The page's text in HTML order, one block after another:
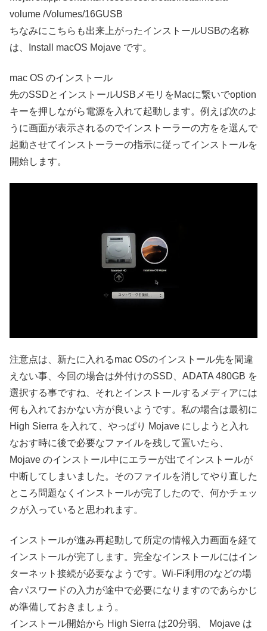
volume /Volumes/16GUSB
ちなみにこちらも出来上がったインストールUSBの名称
は、Install macOS Mojave です。
mac OS のインストール
先のSSDとインストールUSBメモリをMacに繋いでoption
キーを押しながら電源を入れて起動します。例えば次のよ
うに画面が表示されるのでインストーラーの方をを選んで
起動させてインストーラーの指示に従ってインストールを
開始します。
注意点は、新たに入れるmac OSのインストール先を間違
えない事、今回の場合は外付けのSSD、ADATA 480GB を
選択する事ですね、それとインストールするメディアには
何も入れておかない方が良いようです。私の場合は最初に
High Sierra を入れて、やっぱり Mojave にしようと入れ
なおす時に後で必要なファイルを残して置いたら、
Mojave のインストール中にエラーが出てインストールが
中断してしまいました。そのファイルを消してやり直した
ところ問題なくインストールが完了したので、何かチェッ
クが入っていると思われます。
インストールが進み再起動して所定の情報入力画面を経て
インストールが完了します。完全なインストールにはイン
ターネット接続が必要なようです。Wi-Fi利用のなどの場
合パスワードの入力が途中で必要になりますのであらかじ
め準備しておきましょう。
インストール開始から High Sierra は20分弱、 Mojave は